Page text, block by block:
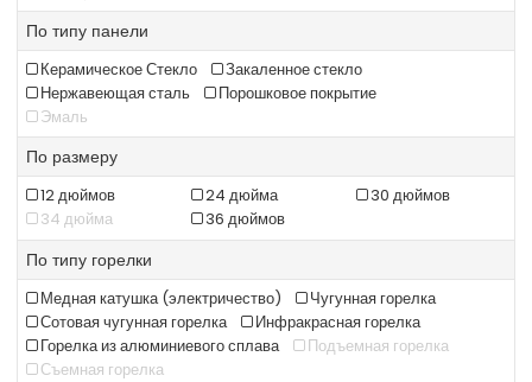
По типу панели
Керамическое Стекло
Закаленное стекло
Нержавеющая сталь
Порошковое покрытие
Эмаль
По размеру
12 дюймов 24 дюйма
30 дюймов
34 дюйма
36 дюймов
По типу горелки
Медная катушка (электричество)
Чугунная горелка
Сотовая чугунная горелка
Инфракрасная горелка
Горелка из алюминиевого сплава
Подъемная горелка
Съемная горелка